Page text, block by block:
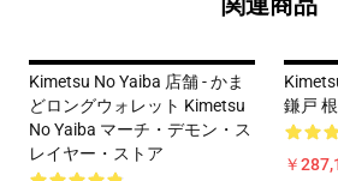
Kimetsu No Yaiba 店舗 - かま
どロングウォレット Kimetsu
No Yaiba マーチ・デモン・ス
レイヤー・ストア
鎌戸
￥